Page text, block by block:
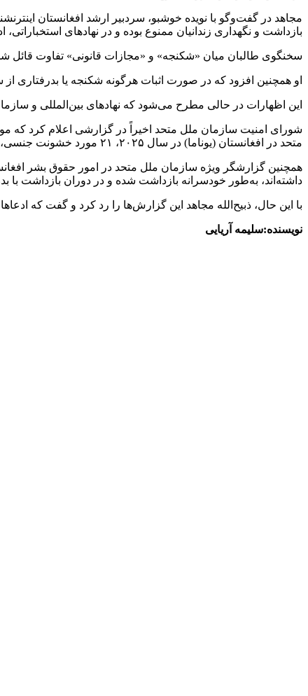
مجاهد در گفت‌وگو با نویده خوشبو، سردبیر ارشد افغانستان
بازداشت و نگهداری زندانیان ممنوع بوده و در نهادهای
سخنگوی طالبان میان «شکنجه» و «مجازات قانونی» تفاوت قائل
او همچنین افزود که در صورت اثبات هرگونه شکنجه یا بدرفتاری
این اظهارات در حالی مطرح می‌شود که نهادهای بین‌المللی و
شورای امنیت سازمان ملل متحد اخیراً در گزارشی اعلام کرد
متحد در افغانستان (یوناما) در سال ۲۰۲۵، ۲۱ مورد خشونت جنسی، از جمله تجاوز گروهی، علیه ۱۵ زن و ۶ دختر را مستند کرده است.
همچنین گزارشگر ویژه سازمان ملل متحد در امور حقوق بشر
داشته‌اند، به‌طور خودسرانه بازداشت شده و در دوران بازداشت
با این حال، ذبیح‌الله مجاهد این گزارش‌ها را رد کرد و گفت که
نویسنده:سلیمه آریایی